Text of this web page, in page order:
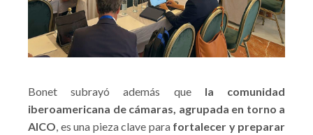
Bonet subrayó además que la comunidad
iberoamericana de cámaras, agrupada en torno a
AICO, es una pieza clave para fortalecer y preparar